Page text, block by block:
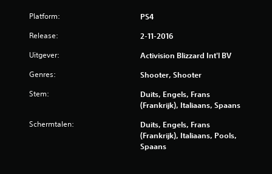
e
n
Platform: PS4
Release: 2-11-2016
Uitgever: Activision Blizzard Int'l BV
Genres: Shooter, Shooter
Stem:
Duits, Engels, Frans
(Frankrijk), Italiaans, Spaans
Schermtalen:
Duits, Engels, Frans
(Frankrijk), Italiaans, Pools,
Spaans